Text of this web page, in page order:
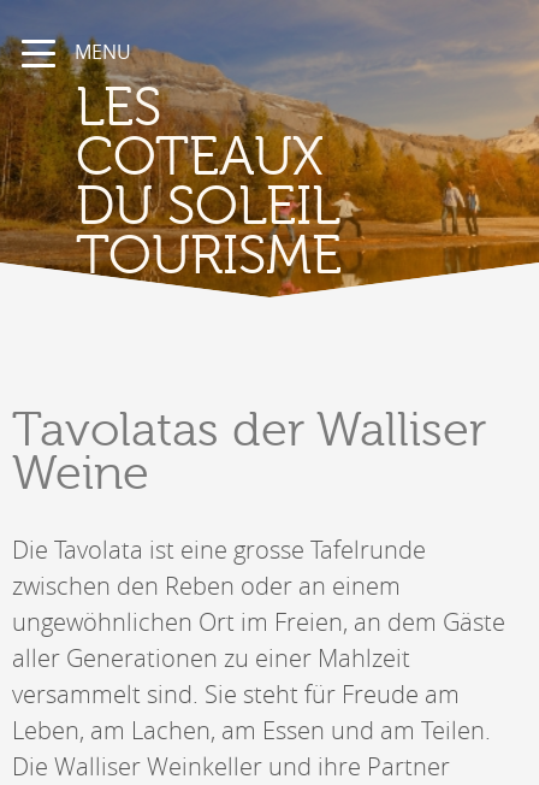
MENU
LES
COTEAUX
DU SOLEIL
TOURISME
Tavolatas der Walliser
Weine
Die Tavolata ist eine grosse Tafelrunde
zwischen den Reben oder an einem
ungewöhnlichen Ort im Freien, an dem Gäste
aller Generationen zu einer Mahlzeit
versammelt sind. Sie steht für Freude am
Leben, am Lachen, am Essen und am Teilen.
Die Walliser Weinkeller und ihre Partner